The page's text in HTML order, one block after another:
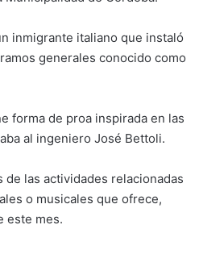
inmigrante italiano que instaló
generales conocido como
forma de proa inspirada en las
al ingeniero José Bettoli.
de las actividades relacionadas
o musicales que ofrece,
este mes.